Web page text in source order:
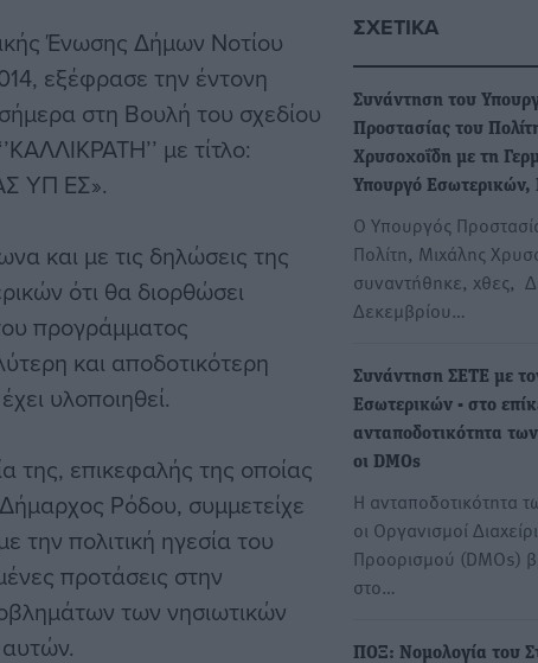
Ένωσης Δήμων Νοτίου
εξέφρασε την έντονη
στη Βουλή του σχεδίου
με τίτλο:
ΥΠ ΕΣ».
και με τις δηλώσεις της
ότι θα διορθώσει
προγράμματος
και αποδοτικότερη
υλοποιηθεί.
της, επικεφαλής της οποίας
Ρόδου, συμμετείχε
την πολιτική ηγεσία του
προτάσεις στην
των νησιωτικών
ΣΧΕΤΙΚΆ
Συνάντηση του
Προστασίας του
Χρυσοχοΐδη με τη
Υπουργό Εσωτερικών,
Ο Υπουργός
Πολίτη, Μιχάλης
συναντήθηκε, χθες,
Δεκεμβρίου…
Συνάντηση ΣΕΤΕ με
Εσωτερικών - στο
ανταποδοτικότητα
οι DMOs
Η ανταποδοτικότητα
οι Οργανισμοί
Προορισμού (DMOs)
στο…
ΠΟΞ: Νομολογία του